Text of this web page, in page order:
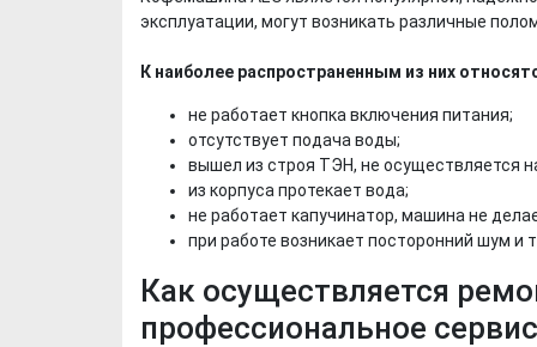
эксплуатации, могут возникать различные
К наиболее распространенным из них
не работает кнопка включения питания;
отсутствует подача воды;
вышел из строя ТЭН, не осуществляется
из корпуса протекает вода;
не работает капучинатор, машина не
при работе возникает посторонний шум и
Как осуществляется
профессиональное